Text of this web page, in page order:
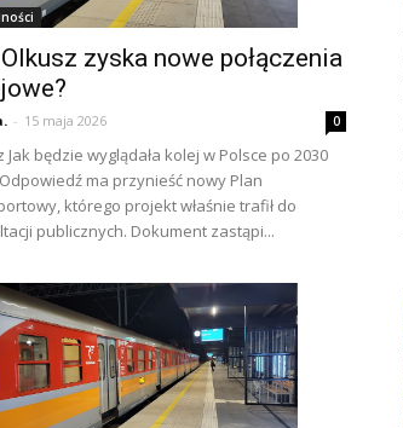
zyska nowe połączenia
- 15 maja 2026 0
Jak będzie wyglądała kolej w Polsce po 2030
ma przynieść nowy Plan
którego projekt właśnie trafił do
publicznych. Dokument zastąpi...